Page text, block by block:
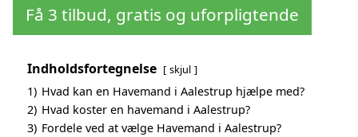
Få 3 tilbud, gratis og uforpligtende
Indholdsfortegnelse skjul
1) Hvad kan en Havemand i Aalestrup hjælpe med?
2) Hvad koster en havemand i Aalestrup?
3) Fordele ved at vælge Havemand i Aalestrup?